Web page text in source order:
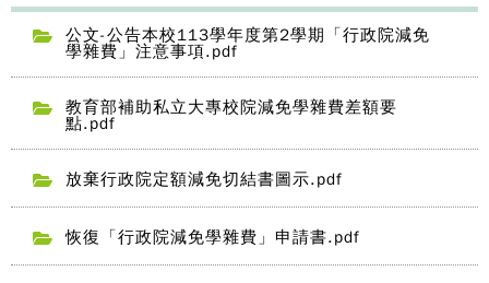
公文-公告本校113學年度第2學期「行政院減免
學雜費」注意事項.pdf
教育部補助私立大專校院減免學雜費差額要
點.pdf
放棄行政院定額減免切結書圖示.pdf
恢復「行政院減免學雜費」申請書.pdf